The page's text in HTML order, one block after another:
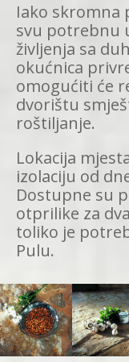
Iako skromna
svu potrebnu
življenja sa
okućnica
omogućiti će
dvorištu
roštiljanje.
Lokacija
izolaciju od
Dostupne su
otprilike za
toliko je
Pulu.